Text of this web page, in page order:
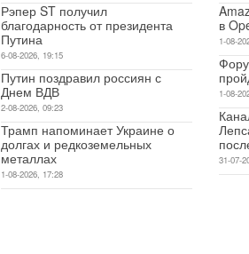
Рэпер ST получил
благодарность от президента
Путина
6-08-2026, 19:15
Путин поздравил россиян с
Днем ВДВ
2-08-2026, 09:23
Трамп напоминает Украине о
долгах и редкоземельных
металлах
1-08-2026, 17:28
в
1-08-
1-08-
31-07-